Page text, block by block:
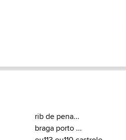
rib de pena...
braga porto ...